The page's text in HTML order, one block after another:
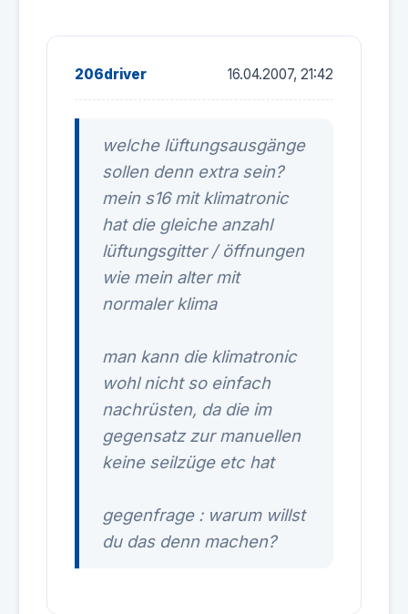
206driver 16.04.2007, 21:42
welche lüftungsausgänge
sollen denn extra sein?
mein s16 mit klimatronic
hat die gleiche anzahl
lüftungsgitter / öffnungen
wie mein alter mit
normaler klima
man kann die klimatronic
wohl nicht so einfach
nachrüsten, da die im
gegensatz zur manuellen
keine seilzüge etc hat
gegenfrage : warum willst
du das denn machen?